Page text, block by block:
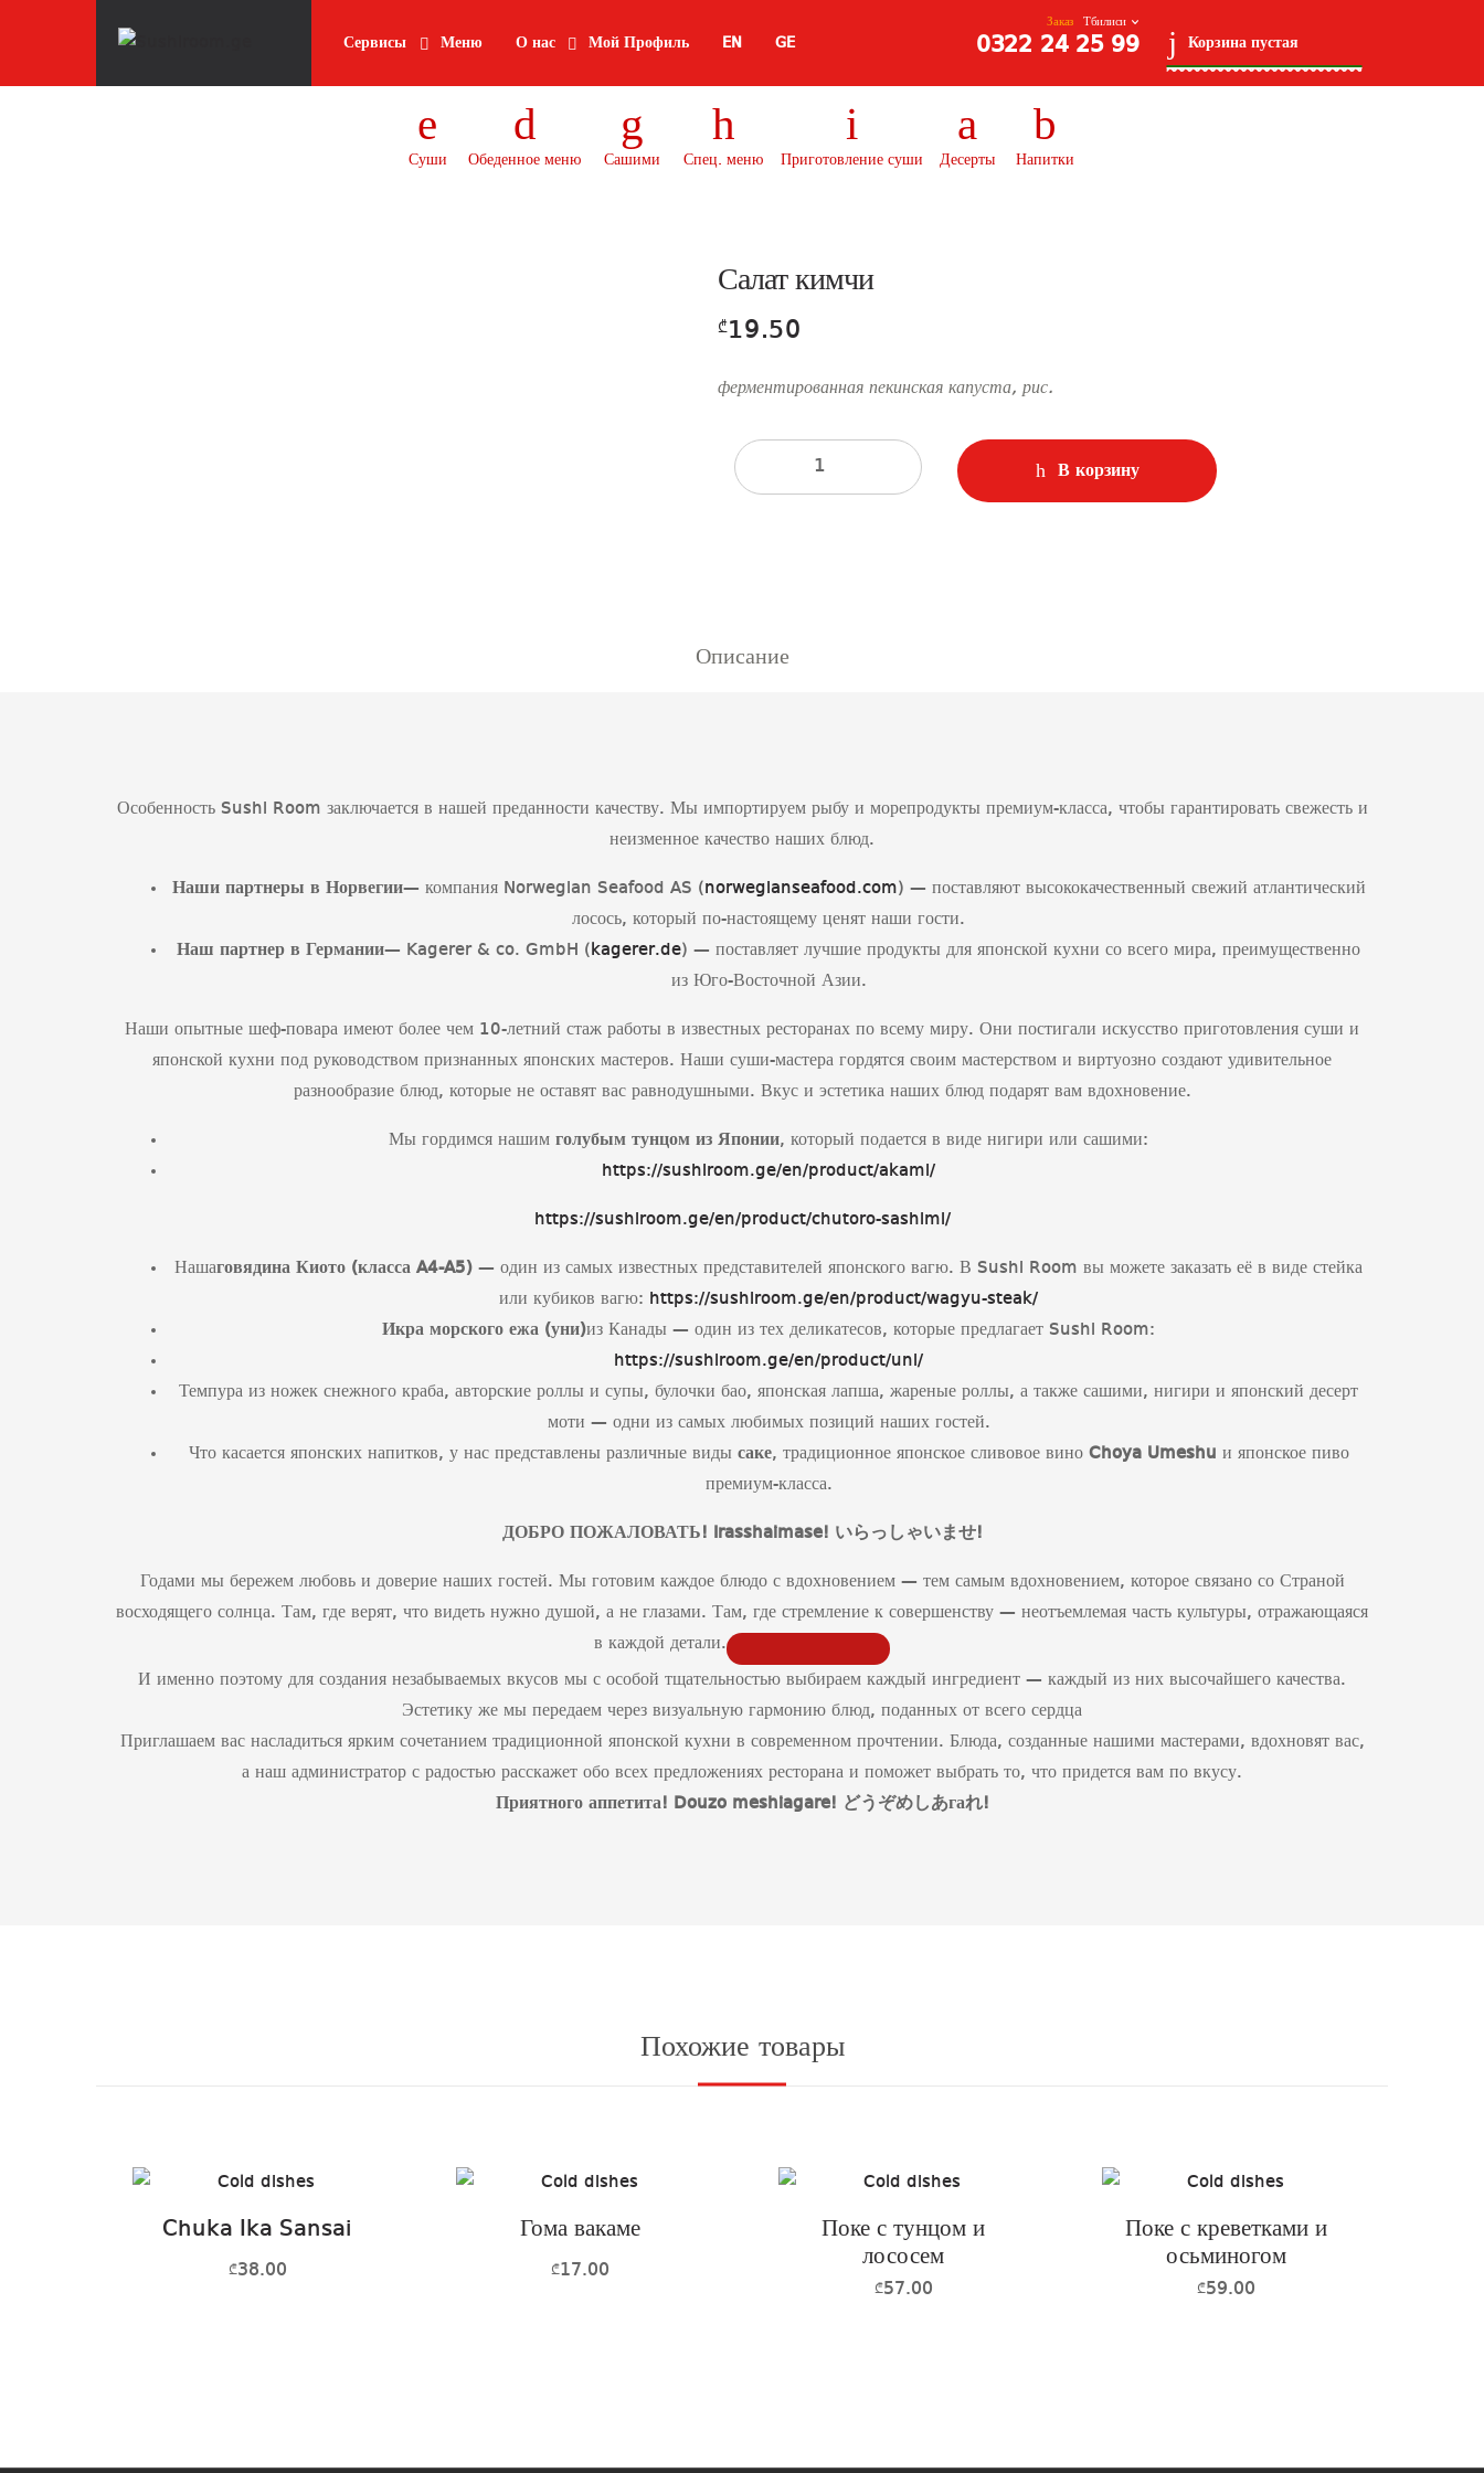
Сервисы Меню О нас Мой Профиль EN GE
Заказ
0322 24 25 99 Корзина пустая
Элементов: 0
Суши Обеденное меню Сашими Спец. меню Приготовление суши Десерты Напитки
Салат кимчи
₾19.50
ферментированная пекинская капуста, рис.
Количество
В корзину
Описание
Особенность Sushi Room заключается в нашей преданности качеству. Мы импортируем рыбу и морепродукты премиум-класса, чтобы гарантировать свежесть и
неизменное качество наших блюд.
Наши партнеры в Норвегии— компания Norwegian Seafood AS (norwegianseafood.com) — поставляют высококачественный свежий атлантический
лосось, который по-настоящему ценят наши гости.
Наш партнер в Германии— Kagerer & co. GmbH (kagerer.de) — поставляет лучшие продукты для японской кухни со всего мира, преимущественно
из Юго-Восточной Азии.
Наши опытные шеф-повара имеют более чем 10-летний стаж работы в известных ресторанах по всему миру. Они постигали искусство приготовления суши и
японской кухни под руководством признанных японских мастеров. Наши суши-мастера гордятся своим мастерством и виртуозно создают удивительное
разнообразие блюд, которые не оставят вас равнодушными. Вкус и эстетика наших блюд подарят вам вдохновение.
Мы гордимся нашим голубым тунцом из Японии, который подается в виде нигири или сашими:
https://sushiroom.ge/en/product/akami/
https://sushiroom.ge/en/product/chutoro-sashimi/
Нашаговядина Киото (класса A4-A5) — один из самых известных представителей японского вагю. В Sushi Room вы можете заказать её в виде стейка
или кубиков вагю: https://sushiroom.ge/en/product/wagyu-steak/
Икра морского ежа (уни)из Канады — один из тех деликатесов, которые предлагает Sushi Room:
https://sushiroom.ge/en/product/uni/
Темпура из ножек снежного краба, авторские роллы и супы, булочки бао, японская лапша, жареные роллы, а также сашими, нигири и японский десерт
моти — одни из самых любимых позиций наших гостей.
Что касается японских напитков, у нас представлены различные виды саке, традиционное японское сливовое вино Choya Umeshu и японское пиво
премиум-класса.
ДОБРО ПОЖАЛОВАТЬ! Irasshaimase! いらっしゃいませ!
Годами мы бережем любовь и доверие наших гостей. Мы готовим каждое блюдо с вдохновением — тем самым вдохновением, которое связано со Страной
восходящего солнца. Там, где верят, что видеть нужно душой, а не глазами. Там, где стремление к совершенству — неотъемлемая часть культуры, отражающаяся
в каждой детали.
И именно поэтому для создания незабываемых вкусов мы с особой тщательностью выбираем каждый ингредиент — каждый из них высочайшего качества.
Эстетику же мы передаем через визуальную гармонию блюд, поданных от всего сердца
Приглашаем вас насладиться ярким сочетанием традиционной японской кухни в современном прочтении. Блюда, созданные нашими мастерами, вдохновят вас,
а наш администратор с радостью расскажет обо всех предложениях ресторана и поможет выбрать то, что придется вам по вкусу.
Приятного аппетита!
Douzo meshiagare! どうぞめしあгаれ!
Похожие товары
Chuka Ika Sansai
₾38.00
Гома вакаме
₾17.00
Поке с тунцом и
лососем
₾57.00
Поке с креветками и
осьминогом
₾59.00